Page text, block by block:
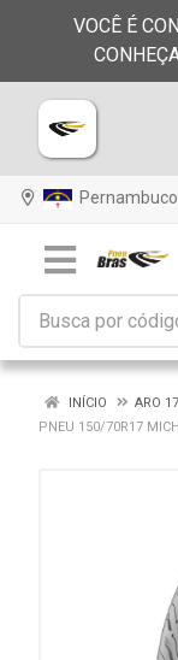
VOCÊ É
Pernambuco
INÍCIO ARO
PNEU 150/70R17